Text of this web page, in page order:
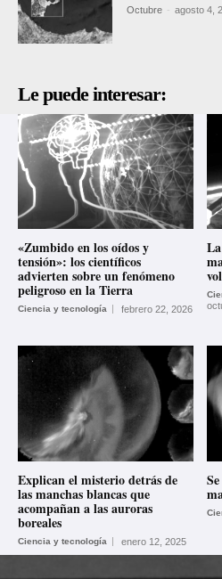
Octubre - agosto 4,
Le puede interesar:
«Zumbido en los oídos y
tensión»: los científicos
advierten sobre un fenómeno
peligroso en la Tierra
Ciencia y tecnología febrero 22, 2026
Explican el misterio detrás de
las manchas blancas que
acompañan a las auroras
boreales
Ciencia y tecnología enero 12, 2025